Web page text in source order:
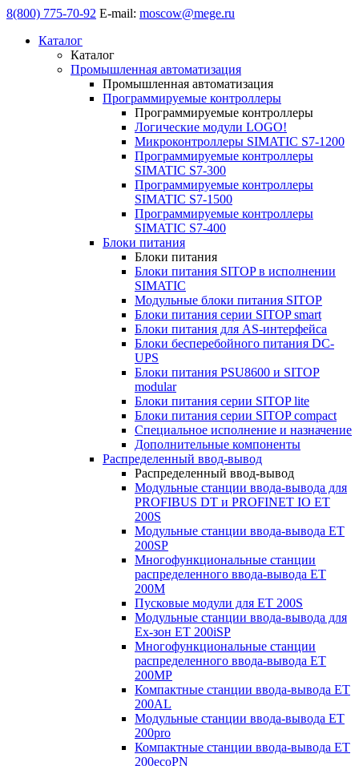
8(800) 775-70-92 E-mail: moscow@mege.ru
Каталог
Каталог
Промышленная автоматизация
Промышленная автоматизация
Программируемые контроллеры
Программируемые контроллеры
Логические модули LOGO!
Микроконтроллеры SIMATIC S7-1200
Программируемые контроллеры
SIMATIC S7-300
Программируемые контроллеры
SIMATIC S7-1500
Программируемые контроллеры
SIMATIC S7-400
Блоки питания
Блоки питания
Блоки питания SITOP в исполнении
SIMATIC
Модульные блоки питания SITOP
Блоки питания серии SITOP smart
Блоки питания для AS-интерфейса
Блоки бесперебойного питания DC-
UPS
Блоки питания PSU8600 и SITOP
modular
Блоки питания серии SITOP lite
Блоки питания серии SITOP compact
Специальное исполнение и назначение
Дополнительные компоненты
Распределенный ввод-вывод
Распределенный ввод-вывод
Модульные станции ввода-вывода для
PROFIBUS DT и PROFINET IO ET
200S
Модульные станции ввода-вывода ET
200SP
Многофункциональные станции
распределенного ввода-вывода ET
200M
Пусковые модули для ET 200S
Модульные станции ввода-вывода для
Ex-зон ET 200iSP
Многофункциональные станции
распределенного ввода-вывода ET
200MP
Компактные станции ввода-вывода ET
200AL
Модульные станции ввода-вывода ET
200pro
Компактные станции ввода-вывода ET
200ecoPN